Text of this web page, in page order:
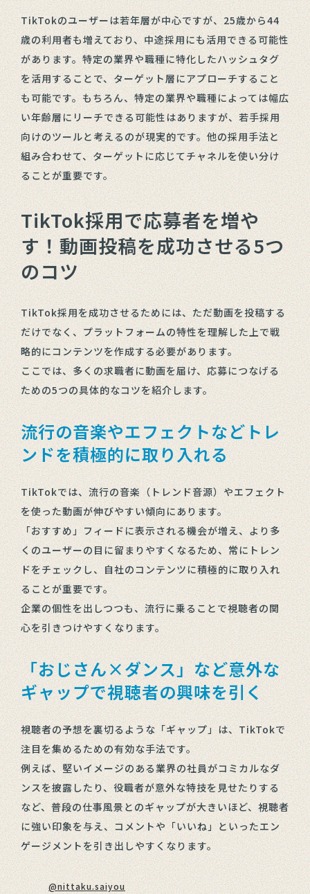
TikTokのユーザーは若年層が中心ですが、25歳から44
歳の利用者も増えており、中途採用にも活用できる可能性
があります。特定の業界や職種に特化したハッシュタグ
を活用することで、ターゲット層にアプローチすること
も可能です。もちろん、特定の業界や職種によっては幅広
い年齢層にリーチできる可能性はありますが、若手採用
向けのツールと考えるのが現実的です。他の採用手法と
組み合わせて、ターゲットに応じてチャネルを使い分け
ることが重要です。
TikTok採用で応募者を増や
す！動画投稿を成功させる5つ
のコツ
TikTok採用を成功させるためには、ただ動画を投稿する
だけでなく、プラットフォームの特性を理解した上で戦
略的にコンテンツを作成する必要があります。
ここでは、多くの求職者に動画を届け、応募につなげる
ための5つの具体的なコツを紹介します。
流行の音楽やエフェクトなどトレ
ンドを積極的に取り入れる
TikTokでは、流行の音楽（トレンド音源）やエフェクト
を使った動画が伸びやすい傾向にあります。
「おすすめ」フィードに表示される機会が増え、より多
くのユーザーの目に留まりやすくなるため、常にトレン
ドをチェックし、自社のコンテンツに積極的に取り入れ
ることが重要です。
企業の個性を出しつつも、流行に乗ることで視聴者の関
心を引きつけやすくなります。
「おじさん×ダンス」など意外な
ギャップで視聴者の興味を引く
視聴者の予想を裏切るような「ギャップ」は、TikTokで
注目を集めるための有効な手法です。
例えば、堅いイメージのある業界の社員がコミカルなダ
ンスを披露したり、役職者が意外な特技を見せたりする
など、普段の仕事風景とのギャップが大きいほど、視聴者
に強い印象を与え、コメントや「いいね」といったエン
ゲージメントを引き出しやすくなります。
@nittaku.saiyou